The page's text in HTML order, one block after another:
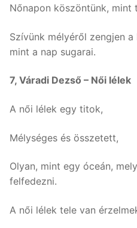
Nőnapon köszöntünk, mint
Szívünk mélyéről zengjen
mint a nap sugarai.
7, Váradi Dezső – Női lélek
A női lélek egy titok,
Mélységes és összetett,
Olyan, mint egy óceán,
felfedezni.
A női lélek tele van